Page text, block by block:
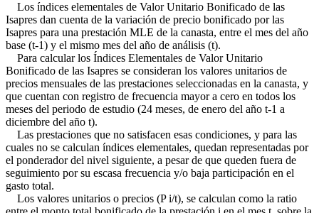
Los índices elementales de Valor Unitario Bonificado de las
Isapres dan cuenta de la variación de precio bonificado por las
Isapres para una prestación MLE de la canasta, entre el mes del año
base (t-1) y el mismo mes del año de análisis (t).
Para calcular los Índices Elementales de Valor Unitario
Bonificado de las Isapres se consideran los valores unitarios de
precios mensuales de las prestaciones seleccionadas en la canasta, y
que cuentan con registro de frecuencia mayor a cero en todos los
meses del periodo de estudio (24 meses, de enero del año t-1 a
diciembre del año t).
Las prestaciones que no satisfacen esas condiciones, y para las
cuales no se calculan índices elementales, quedan representadas por
el ponderador del nivel siguiente, a pesar de que queden fuera de
seguimiento por su escasa frecuencia y/o baja participación en el
gasto total.
Los valores unitarios o precios (P i/t), se calculan como la ratio